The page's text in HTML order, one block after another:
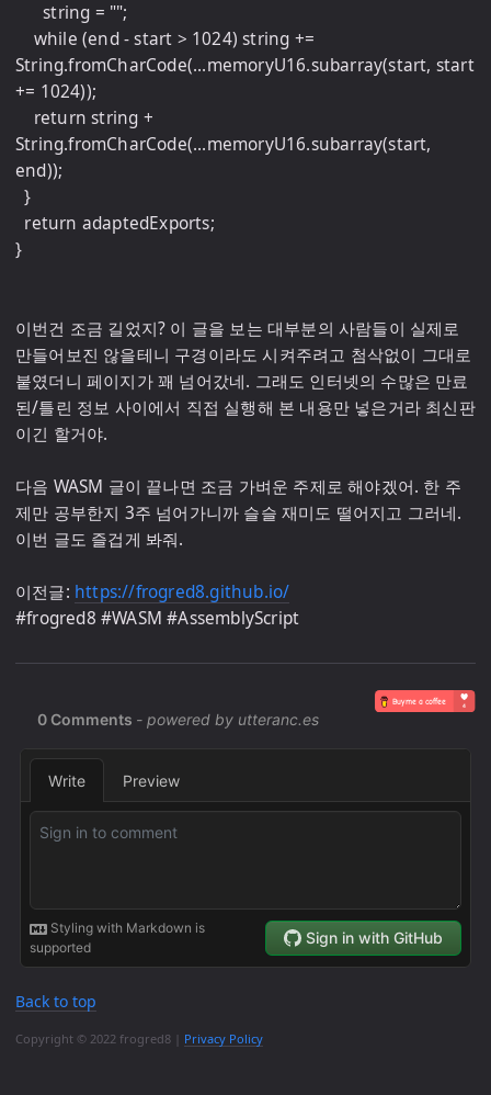
      string = "";
String.fromCharCode(...memoryU16.subarray(start, start
+= 1024));
String.fromCharCode(...memoryU16.subarray(start,
end));
  }
}
이번건 조금 길었지? 이 글을 보는 대부분의 사람들이 실제로
만들어보진 않을테니 구경이라도 시켜주려고 첨삭없이 그대로
붙였더니 페이지가 꽤 넘어갔네. 그래도 인터넷의 수많은 만료
된/틀린 정보 사이에서 직접 실행해 본 내용만 넣은거라 최신판
이긴 할거야.
다음 WASM 글이 끝나면 조금 가벼운 주제로 해야겠어. 한 주
제만 공부한지 3주 넘어가니까 슬슬 재미도 떨어지고 그러네.
이번 글도 즐겁게 봐줘.
이전글: https://frogred8.github.io/
Back to top
Copyright © 2022 frogred8 | Privacy Policy